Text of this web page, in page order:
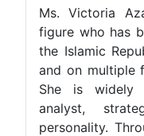
Ms.
figure
the
and on
She is
analyst,